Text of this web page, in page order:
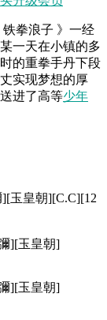
拳浪子 》一经
一天在小镇的多
的重拳手丹下段
实现梦想的厚
进了高等少年
玉皇朝][C.C][12
][玉皇朝]
][玉皇朝]